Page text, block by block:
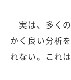
実は、多く
かく良い分析
れない。これ